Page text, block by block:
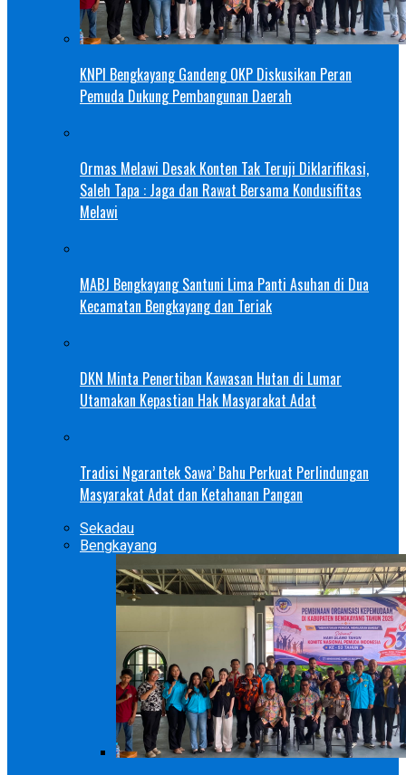
KNPI Bengkayang Gandeng OKP Diskusikan Peran
Pemuda Dukung Pembangunan Daerah
Ormas Melawi Desak Konten Tak Teruji Diklarifikasi,
Saleh Tapa : Jaga dan Rawat Bersama Kondusifitas
Melawi
MABJ Bengkayang Santuni Lima Panti Asuhan di Dua
Kecamatan Bengkayang dan Teriak
DKN Minta Penertiban Kawasan Hutan di Lumar
Utamakan Kepastian Hak Masyarakat Adat
Tradisi Ngarantek Sawa’ Bahu Perkuat Perlindungan
Masyarakat Adat dan Ketahanan Pangan
Sekadau
Bengkayang